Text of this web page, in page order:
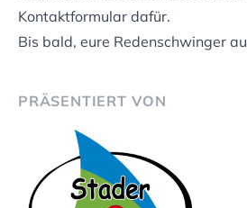
Kontaktformular dafür.
Bis bald, eure Redenschwinger
PRÄSENTIERT VON